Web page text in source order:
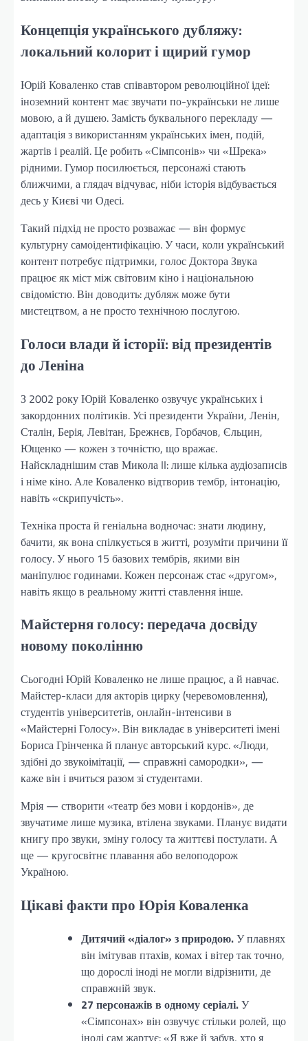
Концепція українського дубляжу:
локальний колорит і щирий гумор
Юрій Коваленко став співавтором революційної ідеї:
іноземний контент має звучати по-українськи не лише
мовою, а й душею. Замість буквального перекладу —
адаптація з використанням українських імен, подій,
жартів і реалій. Це робить «Сімпсонів» чи «Шрека»
рідними. Гумор посилюється, персонажі стають
ближчими, а глядач відчуває, ніби історія відбувається
десь у Києві чи Одесі.
Такий підхід не просто розважає — він формує
культурну самоідентифікацію. У часи, коли український
контент потребує підтримки, голос Доктора Звука
працює як міст між світовим кіно і національною
свідомістю. Він доводить: дубляж може бути
мистецтвом, а не просто технічною послугою.
Голоси влади й історії: від президентів
до Леніна
З 2002 року Юрій Коваленко озвучує українських і
закордонних політиків. Усі президенти України, Ленін,
Сталін, Берія, Левітан, Брежнєв, Горбачов, Єльцин,
Ющенко — кожен з точністю, що вражає.
Найскладнішим став Микола II: лише кілька аудіозаписів
і німе кіно. Але Коваленко відтворив тембр, інтонацію,
навіть «скрипучість».
Техніка проста й геніальна водночас: знати людину,
бачити, як вона спілкується в житті, розуміти причини її
голосу. У нього 15 базових тембрів, якими він
маніпулює годинами. Кожен персонаж стає «другом»,
навіть якщо в реальному житті ставлення інше.
Майстерня голосу: передача досвіду
новому поколінню
Сьогодні Юрій Коваленко не лише працює, а й навчає.
Майстер-класи для акторів цирку (черевомовлення),
студентів університетів, онлайн-інтенсиви в
«Майстерні Голосу». Він викладає в університеті імені
Бориса Грінченка й планує авторський курс. «Люди,
здібні до звукоімітації, — справжні самородки», —
каже він і вчиться разом зі студентами.
Мрія — створити «театр без мови і кордонів», де
звучатиме лише музика, втілена звуками. Планує видати
книгу про звуки, зміну голосу та життєві постулати. А
ще — кругосвітнє плавання або велоподорож
Україною.
Цікаві факти про Юрія Коваленка
Дитячий «діалог» з природою.У плавнях
він імітував птахів, комах і вітер так точно,
що дорослі іноді не могли відрізнити, де
справжній звук.
27 персонажів в одному серіалі.У
«Сімпсонах» він озвучує стільки ролей, що
іноді сам жартує: «Я вже й забув, хто я